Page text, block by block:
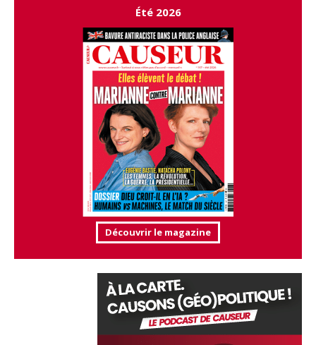
Été 2026
Découvrir le magazine